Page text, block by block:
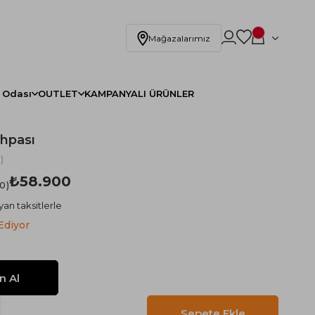
Mağazalarımız
OUTLET KAMPANYALI ÜRÜNLER
₺58.900
taksitlerle